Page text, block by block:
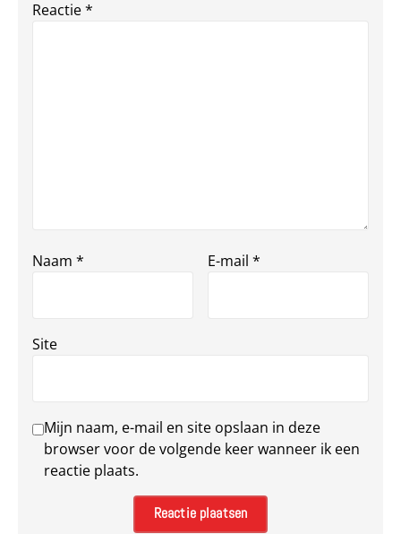
Reactie*
Naam * E-mail *
Site
Mijn naam, e-mail en site opslaan in deze
browser voor de volgende keer wanneer ik een
reactie plaats.